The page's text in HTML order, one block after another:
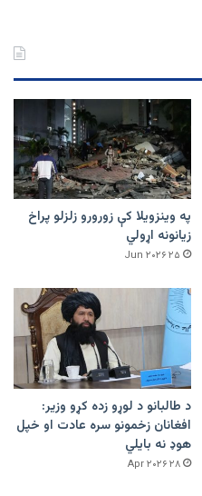
په وینزویلا کې زورورو زلزلو پراخ
زیانونه اړولي
۲۵ Jun ۲۰۲۶
د طالبانو د لوړو زده کړو وزیر:
افغانان زخمونو سره عادت او خپل
هوډ نه بایلي
۲۸ Apr ۲۰۲۶